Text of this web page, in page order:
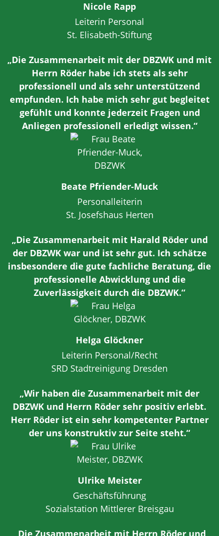
Nicole Rapp
Leiterin Personal
St. Elisabeth-Stiftung
„Die Zusammenarbeit mit der DBZWK und mit
Herrn Röder habe ich stets als sehr
professionell und als sehr unterstützend
empfunden. Ich habe mich sehr gut begleitet
gefühlt und konnte jederzeit Fragen und
Anliegen professionell erledigt wissen.“
Beate Pfriender-Muck
Personalleiterin
St. Josefshaus Herten
„Die Zusammenarbeit mit Harald Röder und
der DBZWK war und ist sehr gut. Ich schätze
insbesondere die gute fachliche Beratung, die
professionelle Abwicklung und die
Zuverlässigkeit durch die DBZWK.“
Helga Glöckner
Leiterin Personal/Recht
SRD Stadtreinigung Dresden
„Wir haben die Zusammenarbeit mit der
DBZWK und Herrn Röder sehr positiv erlebt.
Herr Röder ist ein sehr kompetenter Partner
der uns konstruktiv zur Seite steht.“
Ulrike Meister
Geschäftsführung
Sozialstation Mittlerer Breisgau
„Die Zusammenarbeit mit Herrn Röder und